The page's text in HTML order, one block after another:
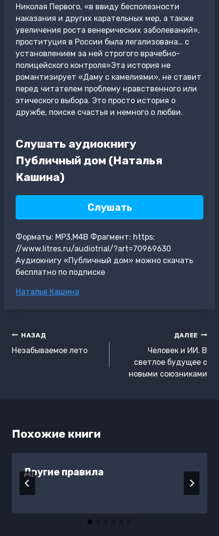
Николая Первого, «в ввиду бесполезности
наказания и других карательных мер, а также
увеличения роста венерических заболеваний»,
проституция в России была легализована… с
установлением за ней строгого врачебно-
полицейского контроля»Эта история не
романтизирует «Даму с камелиями», не ставит
перед читателем проблему нравственного или
этического выбора. Это просто история о
дружбе, поиске счастья и немного о любви.
Слушать аудиокнигу
Публичный дом (Наталья
Кашина)
Слушать
Форматы: MP3,M4B Фрагмент: https:
//www.litres.ru/audiotrial/?art=70969630
Аудиокнигу «Публичный дом» можно скачать
бесплатно по подписке
Метки
Наталья Кашина
Навигация
по
НАЗАД
Незабываемое лето
ДАЛЕЕ
Человек и ИИ. В
светлое будущее с
новыми союзниками
Похожие книги
Другие правила